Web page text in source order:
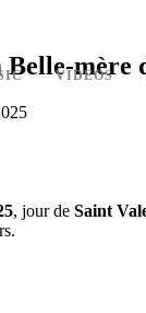
VIDEOS
mère
, jour de Saint